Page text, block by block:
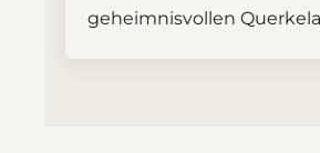
geheimnisvollen